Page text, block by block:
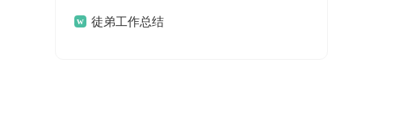
总结徒弟工作总结